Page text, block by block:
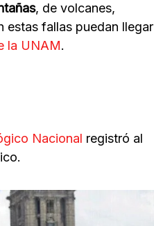
, de volcanes,
estas fallas puedan llegar
la UNAM.
Nacional registró al